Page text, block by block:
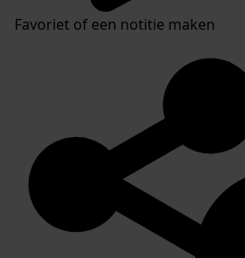
Favoriet of een notitie maken